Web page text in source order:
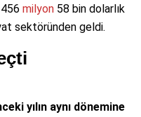
milyon 58 bin dolarlık
sektöründen geldi.
yılın aynı dönemine